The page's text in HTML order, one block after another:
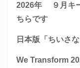
2026年 ９月キ
ちらです
日本版「ちいさ
We Transform